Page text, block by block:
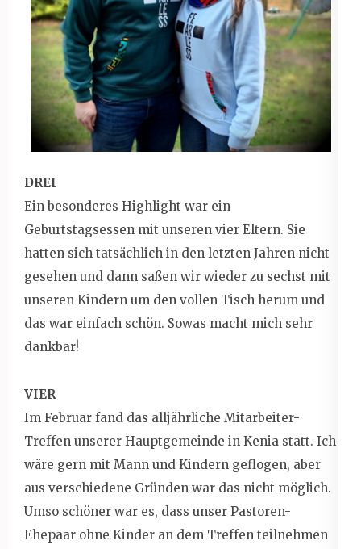
DREI
Ein besonderes Highlight war ein
Geburtstagsessen mit unseren vier Eltern. Sie
hatten sich tatsächlich in den letzten Jahren nicht
gesehen und dann saßen wir wieder zu sechst mit
unseren Kindern um den vollen Tisch herum und
das war einfach schön. Sowas macht mich sehr
dankbar!
VIER
Im Februar fand das alljährliche Mitarbeiter-
Treffen unserer Hauptgemeinde in Kenia statt. Ich
wäre gern mit Mann und Kindern geflogen, aber
aus verschiedene Gründen war das nicht möglich.
Umso schöner war es, dass unser Pastoren-
Ehepaar ohne Kinder an dem Treffen teilnehmen